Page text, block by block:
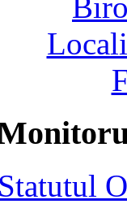
Statutul